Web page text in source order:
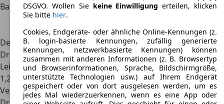
Bauzeit
2003
–
2005
2003
2010
2003
2009
2003
2007
2003
2005
2003
2005
2007
2010
2005
2007
Der 2010 erschienene Micra K13 wurde mit einem
Dreizylindermotor angeboten. Dieser erreicht eine
Leistung von 80 PS und ein Drehmoment von 110 Nm aus
1,2 Liter Hubraum. Eine, mit Turbolader ausgestattete
Version brachte eine Leistung von 98 PS und ein
DSGVO. Wollen Sie keine Einwilligung erteilen, klicken
Sie bitte hier.
Cookies, Endgeräte- oder ähnliche Online-Kennungen (z.
B. login-basierte Kennungen, zufällig generierte
Kennungen, netzwerkbasierte Kennungen) können
zusammen mit anderen Informationen (z. B. Browsertyp
und Browserinformationen, Sprache, Bildschirmgröße,
unterstützte Technologien usw.) auf Ihrem Endgerät
gespeichert oder von dort ausgelesen werden, um es
jedes Mal wiederzuerkennen, wenn es eine App oder